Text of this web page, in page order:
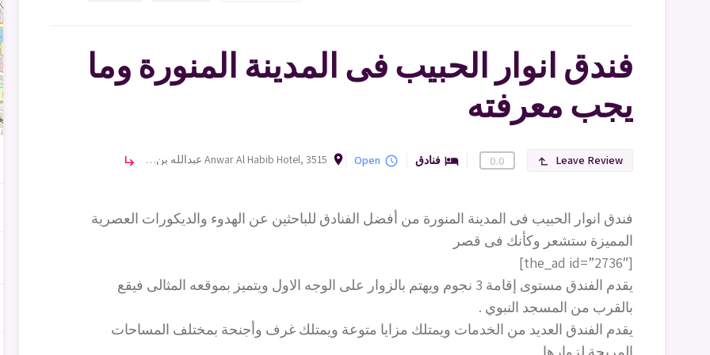
فندق انوار الحبيب فى المدينة المنورة وما
يجب معرفته
Leave Review
subdirectory_arrow_left
0.0
hotel فنادق query_builder
Open
room Anwar Al Habib Hotel, 3515 عبدالله بن محمد الجمري, Qurban, Medina 42316, Saudi Arabia subdirectory_arrow_right
فندق انوار الحبيب فى المدينة المنورة من أفضل الفنادق للباحثين عن الهدوء والديكورات العصرية
المميزة ستشعر وكأنك فى قصر
[the_ad id=”2736″]
يقدم الفندق مستوى إقامة 3 نجوم ويهتم بالزوار على الوجه الاول ويتميز بموقعه المثالى فيقع
بالقرب من المسجد النبوي .
يقدم الفندق العديد من الخدمات ويمتلك مزايا متوعة ويمتلك غرف وأجنحة بمختلف المساحات